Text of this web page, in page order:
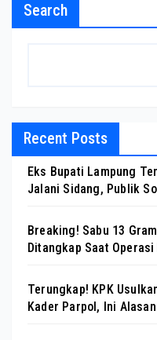
Search
Recent Posts
Eks Bupati Lampung
Jalani Sidang, Publik
Breaking! Sabu 13
Ditangkap Saat
Terungkap! KPK
Kader Parpol, Ini